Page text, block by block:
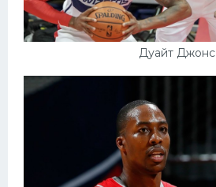
Дуайт Джонс